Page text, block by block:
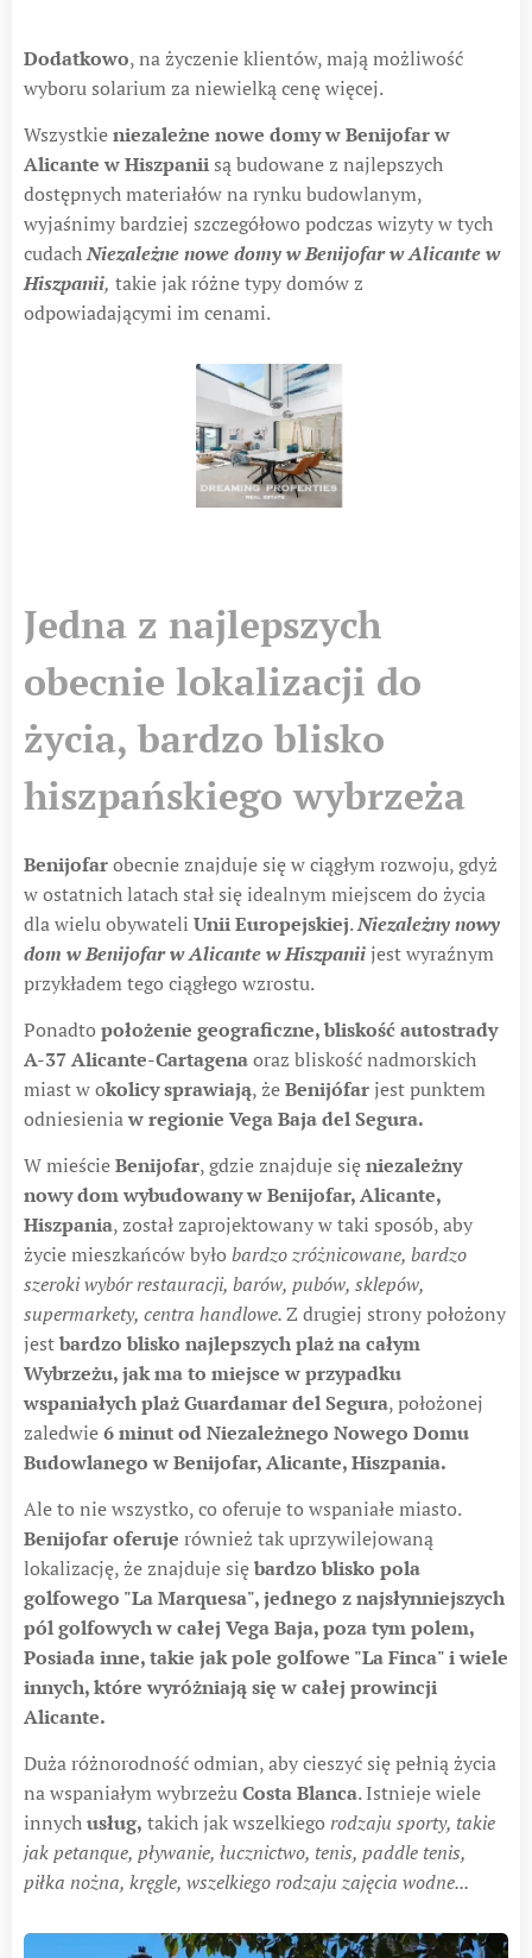
Dodatkowo, na życzenie klientów, mają możliwość
wyboru solarium za niewielką cenę więcej.
Wszystkieniezależne nowe domy w Benijofar w
Alicante w Hiszpanii są budowane z najlepszych
dostępnych materiałów na rynku budowlanym,
wyjaśnimy bardziej szczegółowo podczas wizyty w tych
cudachNiezależne nowe domy w Benijofar w Alicante w
Hiszpanii, takie jak różne typy domów z
odpowiadającymi im cenami.
Jedna z najlepszych
obecnie lokalizacji do
życia, bardzo blisko
hiszpańskiego wybrzeża
Benijofarobecnie znajduje się w ciągłym rozwoju, gdyż
w ostatnich latach stał się idealnym miejscem do życia
dla wielu obywateli Unii Europejskiej.Niezależny nowy
dom w Benijofar w Alicante w Hiszpaniijest wyraźnym
przykładem tego ciągłego wzrostu.
Ponadto położenie geograficzne, bliskość autostrady
A-37 Alicante-Cartagenaoraz bliskość nadmorskich
miast w okolicy sprawiają, żeBenijófarjest punktem
odniesieniaw regionie Vega Baja del Segura.
W mieścieBenijofar, gdzie znajduje sięniezależny
nowy dom wybudowany w Benijofar, Alicante,
Hiszpania, został zaprojektowany w taki sposób, aby
życie mieszkańców było bardzo zróżnicowane, bardzo
szeroki wybór restauracji, barów, pubów, sklepów,
supermarkety, centra handlowe.Z drugiej strony położony
jestbardzo blisko najlepszych plaż na całym
Wybrzeżu, jak ma to miejsce w przypadku
wspaniałych plaż Guardamar del Segura, położonej
zaledwie6 minut od Niezależnego Nowego Domu
Budowlanego w Benijofar, Alicante, Hiszpania.
Ale to nie wszystko, co oferuje to wspaniałe miasto.
Benijofar oferuje również tak uprzywilejowaną
lokalizację, że znajduje siębardzo blisko pola
golfowego "La Marquesa", jednego z najsłynniejszych
pól golfowych w całej Vega Baja, poza tym polem,
Posiada inne, takie jak pole golfowe "La Finca" i wiele
innych, które wyróżniają się w całej prowincji
Alicante.
Duża różnorodność odmian, aby cieszyć się pełnią życia
na wspaniałym wybrzeżuCosta Blanca. Istnieje wiele
innychusług, takich jak wszelkiego rodzaju sporty, takie
jak petanque, pływanie, łucznictwo, tenis, paddle tenis,
piłka nożna, kręgle, wszelkiego rodzaju zajęcia wodne...